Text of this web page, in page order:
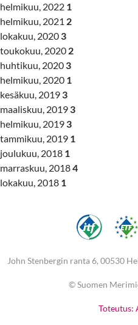
helmikuu, 2022 1
helmikuu, 2021 2
lokakuu, 2020 3
toukokuu, 2020 2
huhtikuu, 2020 3
helmikuu, 2020 1
kesäkuu, 2019 3
maaliskuu, 2019 3
helmikuu, 2019 3
tammikuu, 2019 1
joulukuu, 2018 1
marraskuu, 20184
lokakuu, 2018 1
John Stenbergin ranta 6, 00530
©Suomen
Toteutus: